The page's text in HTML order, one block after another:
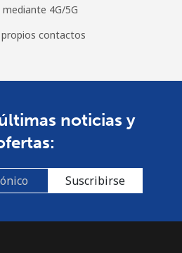
mediante 4G/5G
contactos
noticias y
Suscribirse